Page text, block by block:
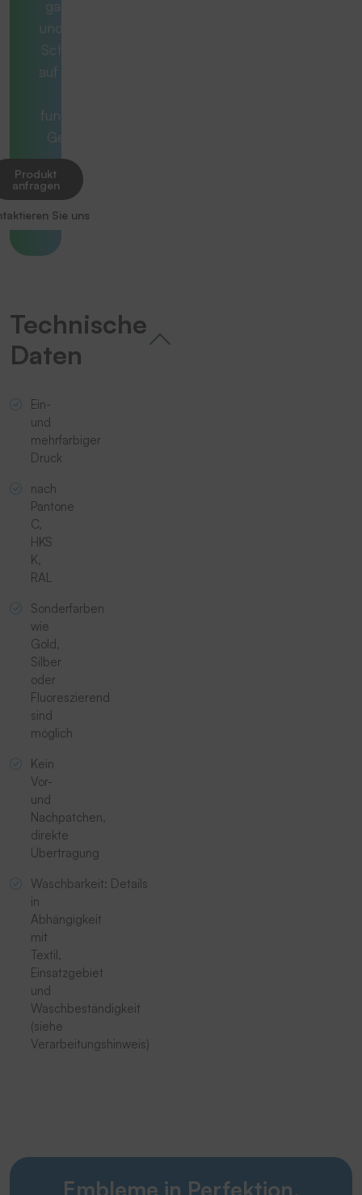
ganzheitlich mit
und begleiten Sie
Schritt für Schritt
auf dem Weg zur
funktionierenden
Gesamtlösung.
Produkt
anfragen
Sie uns
Technische
Daten
Ein-
und
mehrfarbiger
Druck
nach
Pantone
C,
HKS
K,
RAL
Sonderfarben
wie
Gold,
Silber
oder
Fluoreszierend
sind
möglich
Kein
Vor-
und
Nachpatchen,
direkte
Übertragung
Waschbarkeit: Details
in
Abhängigkeit
mit
Textil,
Einsatzgebiet
und
Waschbeständigkeit
(siehe
Verarbeitungshinweis)
Embleme in Perfektion.